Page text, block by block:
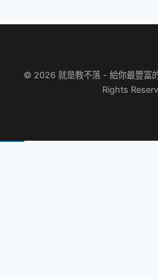
© 2026 就是教不落 - 給你最豐富
Rights